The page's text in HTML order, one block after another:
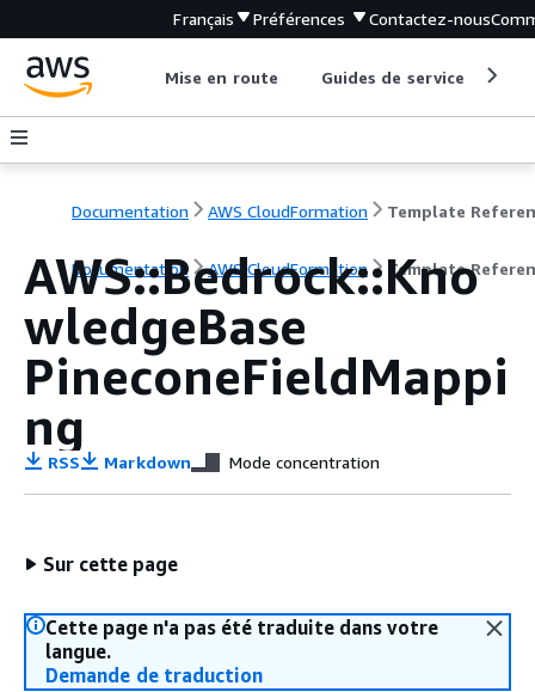
Français Préférences Contactez-nous
Mise en route Guides de service
Documentation AWS CloudFormation Template
Documentation AWS CloudFormation Template
AWS::Bedrock::Kno
wledgeBase
PineconeFieldMappi
ng
RSS Markdown Mode concentration
Sur cette page
Cette page n'a pas été traduite dans votre
langue.
Demande de traduction